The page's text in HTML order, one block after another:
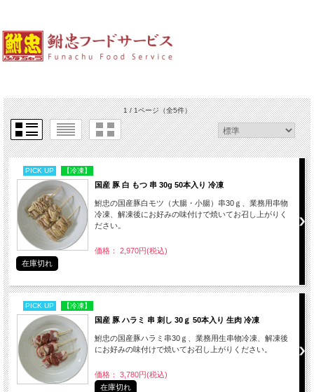
1 / 1ページ（全5件）
PICK UP 【冷凍】
国産 豚 白 もつ 串 30g 50本入り 冷凍
鮒忠の国産豚白モツ（大腸・小腸）串30ｇ、業務用串物
冷凍、解凍後にお好みの味付けで焼いてお召し上がりく
ださい。
価格： 2,970円(税込)
在庫切れ
PICK UP 【冷凍】
国産 豚 ハラミ 串 刺し 30ｇ 50本入り 生肉 冷凍
鮒忠の国産豚ハラミ串30ｇ、業務用生串物冷凍、解凍後
にお好みの味付けで焼いてお召し上がりください。
価格： 3,780円(税込)
在庫切れ